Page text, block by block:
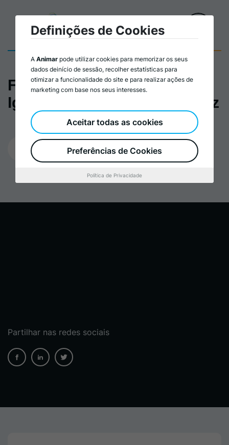
Formação em Cidadania e
Igualdade de Género - Cartaz
08/09/2025
Partilhar nas redes sociais
Definições de Cookies
A Animar pode utilizar cookies para memorizar os seus
dados deinício de sessão, recolher estatísticas para
otimizar a funcionalidade do site e para realizar ações de
marketing com base nos seus interesses.
Preferências de Cookies
Aceitar todas as cookies
Política de Privacidade